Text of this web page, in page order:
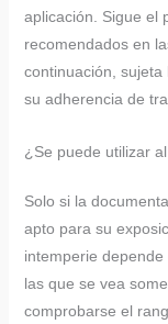
aplicación. Sigue el
recomendados en
continuación, sujeta
su adherencia de
¿Se puede utilizar
Solo si la
apto para su
intemperie
las que se vea
comprobarse el